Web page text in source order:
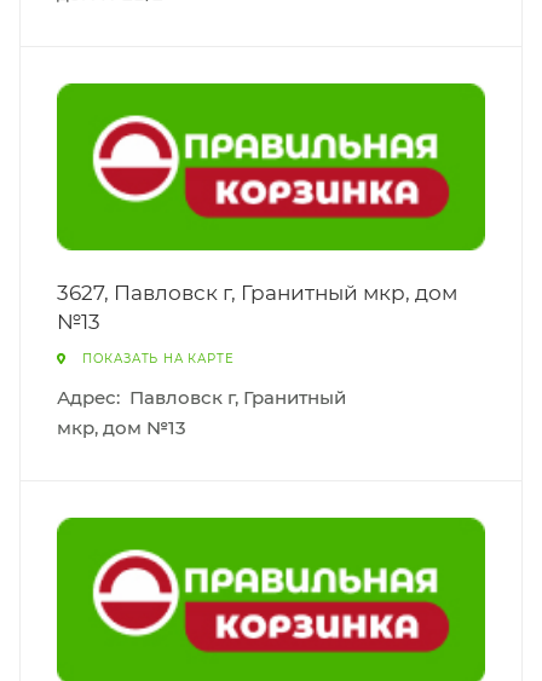
3627, Павловск г, Гранитный мкр, дом
№13
ПОКАЗАТЬ НА КАРТЕ
Адрес: Павловск г, Гранитный
мкр, дом №13